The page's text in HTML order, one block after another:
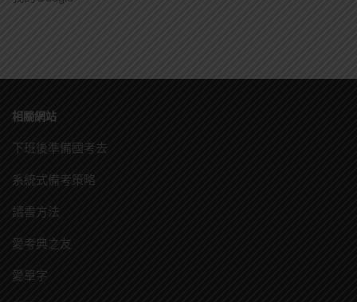
相關網站
下班後準備國考去
系統式備考策略
讀書方法
愛考典之友
愛單字